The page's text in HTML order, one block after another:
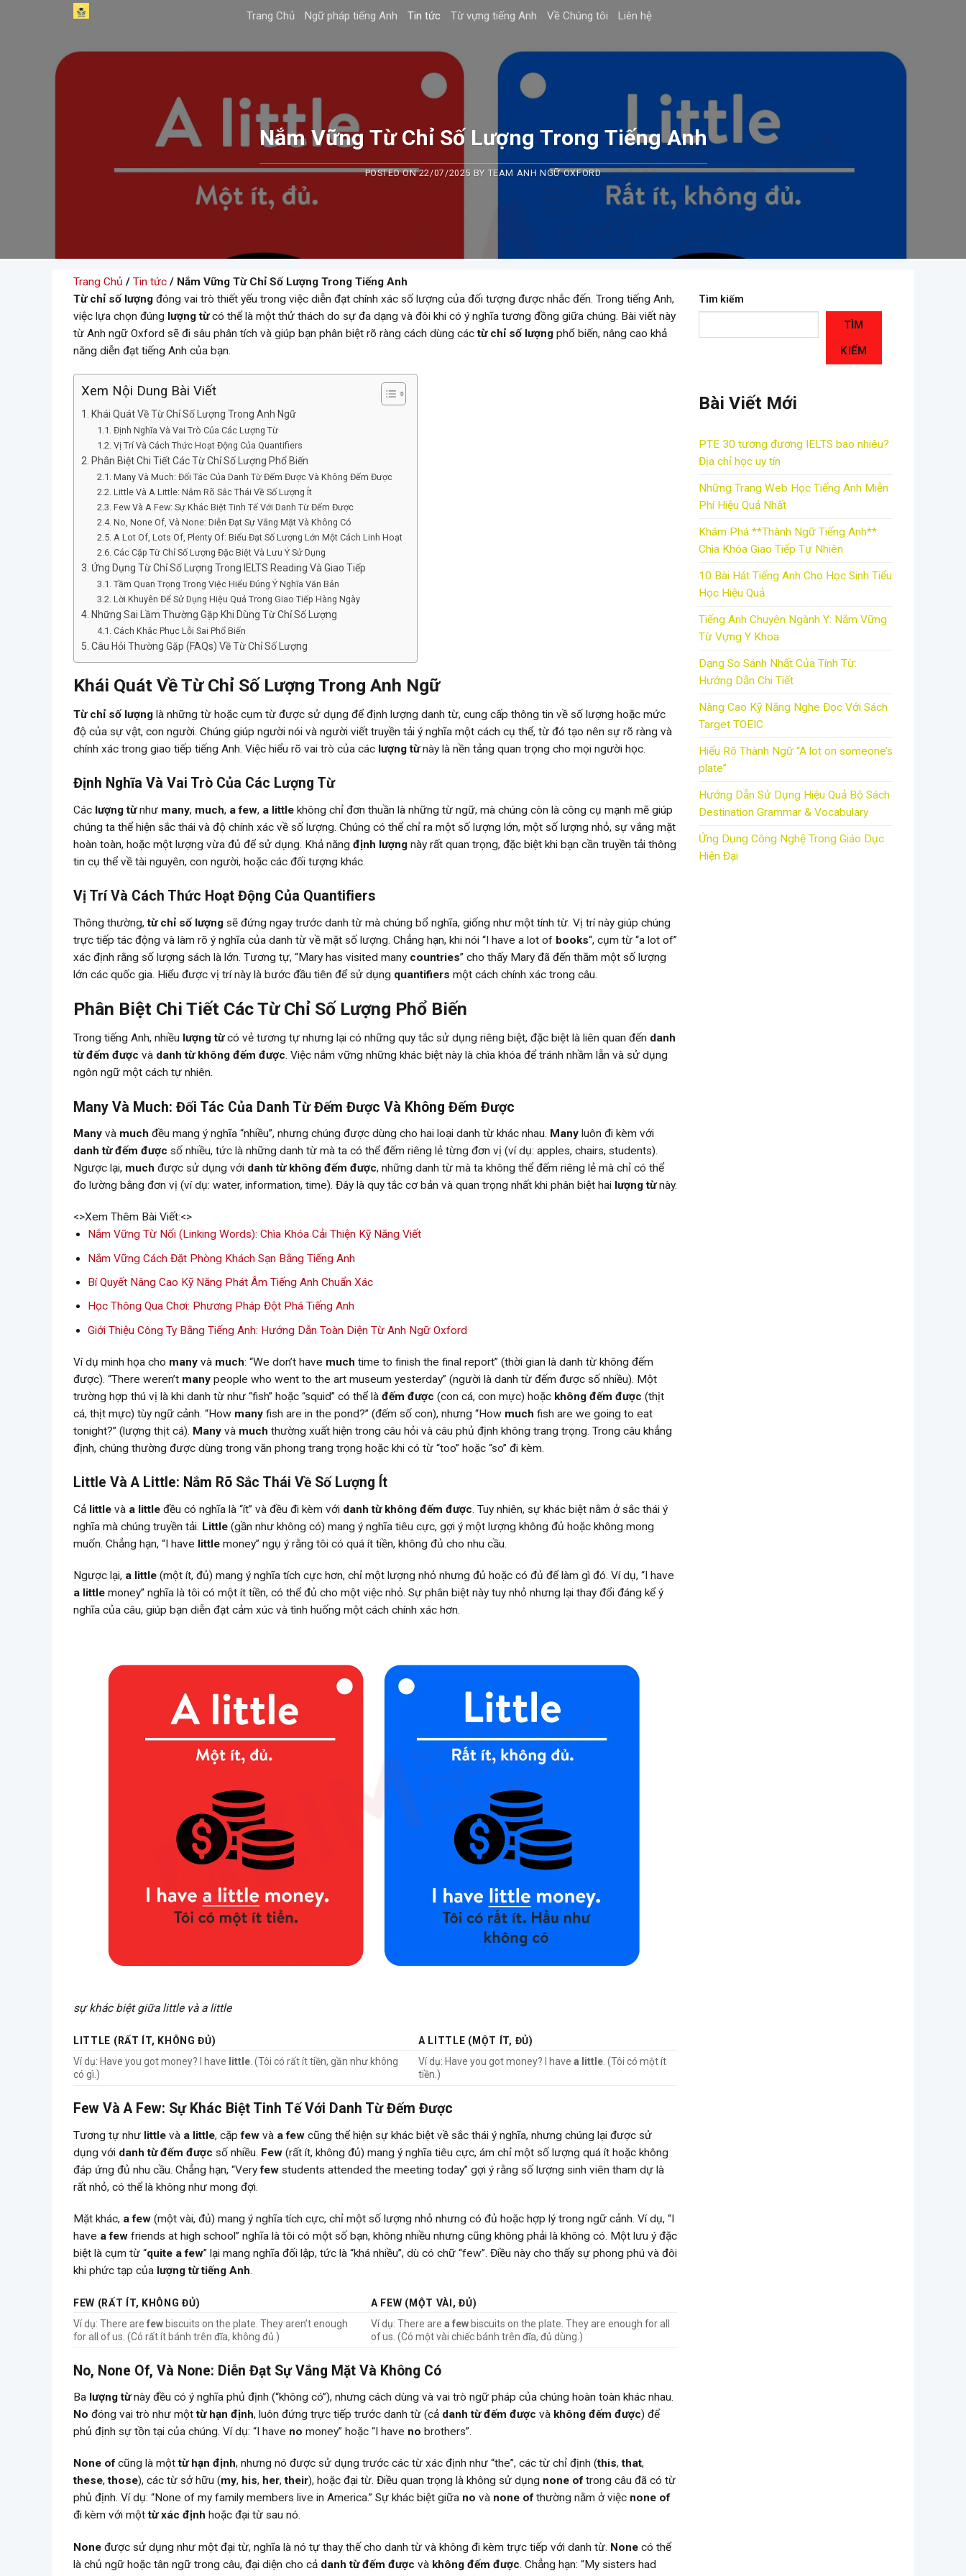
Trang Chủ Ngữ pháp tiếng Anh Tin tức Từ vựng tiếng Anh Về Chúng tôi Liên hệ
Nắm Vững Từ Chỉ Số Lượng Trong Tiếng Anh
POSTED ON22/07/2025 BY TEAM ANH NGỮ OXFORD
Trang Chủ / Tin tức / Nắm Vững Từ Chỉ Số Lượng Trong Tiếng Anh
Từ chỉ số lượng đóng vai trò thiết yếu trong việc diễn đạt chính xác số lượng của đối tượng được nhắc đến. Trong tiếng Anh,
việc lựa chọn đúng lượng từcó thể là một thử thách do sự đa dạng và đôi khi có ý nghĩa tương đồng giữa chúng. Bài viết này
từ Anh ngữ Oxford sẽ đi sâu phân tích và giúp bạn phân biệt rõ ràng cách dùng cáctừ chỉ số lượng phổ biến, nâng cao khả
năng diễn đạt tiếng Anh của bạn.
Xem Nội Dung Bài Viết
Khái Quát Về Từ Chỉ Số Lượng Trong Anh Ngữ
Định Nghĩa Và Vai Trò Của Các Lượng Từ
Vị Trí Và Cách Thức Hoạt Động Của Quantifiers
Phân Biệt Chi Tiết Các Từ Chỉ Số Lượng Phổ Biến
Many Và Much: Đối Tác Của Danh Từ Đếm Được Và Không Đếm Được
Little Và A Little: Nắm Rõ Sắc Thái Về Số Lượng Ít
Few Và A Few: Sự Khác Biệt Tinh Tế Với Danh Từ Đếm Được
No, None Of, Và None: Diễn Đạt Sự Vắng Mặt Và Không Có
A Lot Of, Lots Of, Plenty Of: Biểu Đạt Số Lượng Lớn Một Cách Linh Hoạt
Các Cặp Từ Chỉ Số Lượng Đặc Biệt Và Lưu Ý Sử Dụng
Ứng Dụng Từ Chỉ Số Lượng Trong IELTS Reading Và Giao Tiếp
Tầm Quan Trọng Trong Việc Hiểu Đúng Ý Nghĩa Văn Bản
Lời Khuyên Để Sử Dụng Hiệu Quả Trong Giao Tiếp Hàng Ngày
Những Sai Lầm Thường Gặp Khi Dùng Từ Chỉ Số Lượng
Cách Khắc Phục Lỗi Sai Phổ Biến
Câu Hỏi Thường Gặp (FAQs) Về Từ Chỉ Số Lượng
Khái Quát Về Từ Chỉ Số Lượng Trong Anh Ngữ
Từ chỉ số lượng là những từ hoặc cụm từ được sử dụng để định lượng danh từ, cung cấp thông tin về số lượng hoặc mức
độ của sự vật, con người. Chúng giúp người nói và người viết truyền tải ý nghĩa một cách cụ thể, từ đó tạo nên sự rõ ràng và
chính xác trong giao tiếp tiếng Anh. Việc hiểu rõ vai trò của các lượng từnày là nền tảng quan trọng cho mọi người học.
Định Nghĩa Và Vai Trò Của Các Lượng Từ
Các lượng từnhư many, much, a few, a little không chỉ đơn thuần là những từ ngữ, mà chúng còn là công cụ mạnh mẽ giúp
chúng ta thể hiện sắc thái và độ chính xác về số lượng. Chúng có thể chỉ ra một số lượng lớn, một số lượng nhỏ, sự vắng mặt
hoàn toàn, hoặc một lượng vừa đủ để sử dụng. Khả năng định lượng này rất quan trọng, đặc biệt khi bạn cần truyền tải thông
tin cụ thể về tài nguyên, con người, hoặc các đối tượng khác.
Vị Trí Và Cách Thức Hoạt Động Của Quantifiers
Thông thường,từ chỉ số lượng sẽ đứng ngay trước danh từ mà chúng bổ nghĩa, giống như một tính từ. Vị trí này giúp chúng
trực tiếp tác động và làm rõ ý nghĩa của danh từ về mặt số lượng. Chẳng hạn, khi nói “I have a lot of books“, cụm từ “a lot of”
xác định rằng số lượng sách là lớn. Tương tự, “Mary has visited many countries” cho thấy Mary đã đến thăm một số lượng
lớn các quốc gia. Hiểu được vị trí này là bước đầu tiên để sử dụng quantifiers một cách chính xác trong câu.
Phân Biệt Chi Tiết Các Từ Chỉ Số Lượng Phổ Biến
Trong tiếng Anh, nhiều lượng từcó vẻ tương tự nhưng lại có những quy tắc sử dụng riêng biệt, đặc biệt là liên quan đến danh
từ đếm được và danh từ không đếm được. Việc nắm vững những khác biệt này là chìa khóa để tránh nhầm lẫn và sử dụng
ngôn ngữ một cách tự nhiên.
Many Và Much: Đối Tác Của Danh Từ Đếm Được Và Không Đếm Được
Many và much đều mang ý nghĩa “nhiều”, nhưng chúng được dùng cho hai loại danh từ khác nhau. Many luôn đi kèm với
danh từ đếm được số nhiều, tức là những danh từ mà ta có thể đếm riêng lẻ từng đơn vị (ví dụ: apples, chairs, students).
Ngược lại, much được sử dụng với danh từ không đếm được, những danh từ mà ta không thể đếm riêng lẻ mà chỉ có thể
đo lường bằng đơn vị (ví dụ: water, information, time). Đây là quy tắc cơ bản và quan trọng nhất khi phân biệt hai lượng từnày.
<>Xem Thêm Bài Viết:<>
Nắm Vững Từ Nối (Linking Words): Chìa Khóa Cải Thiện Kỹ Năng Viết
Nắm Vững Cách Đặt Phòng Khách Sạn Bằng Tiếng Anh
Bí Quyết Nâng Cao Kỹ Năng Phát Âm Tiếng Anh Chuẩn Xác
Học Thông Qua Chơi: Phương Pháp Đột Phá Tiếng Anh
Giới Thiệu Công Ty Bằng Tiếng Anh: Hướng Dẫn Toàn Diện Từ Anh Ngữ Oxford
Ví dụ minh họa cho many và much: “We don’t have much time to finish the final report” (thời gian là danh từ không đếm
được). “There weren’t many people who went to the art museum yesterday” (người là danh từ đếm được số nhiều). Một
trường hợp thú vị là khi danh từ như “fish” hoặc “squid” có thể là đếm được (con cá, con mực) hoặc không đếm được (thịt
cá, thịt mực) tùy ngữ cảnh. “How many fish are in the pond?” (đếm số con), nhưng “How much fish are we going to eat
tonight?” (lượng thịt cá). Many và much thường xuất hiện trong câu hỏi và câu phủ định không trang trọng. Trong câu khẳng
định, chúng thường được dùng trong văn phong trang trọng hoặc khi có từ “too” hoặc “so” đi kèm.
Little Và A Little: Nắm Rõ Sắc Thái Về Số Lượng Ít
Cả little và a little đều có nghĩa là “ít” và đều đi kèm với danh từ không đếm được. Tuy nhiên, sự khác biệt nằm ở sắc thái ý
nghĩa mà chúng truyền tải. Little (gần như không có) mang ý nghĩa tiêu cực, gợi ý một lượng không đủ hoặc không mong
muốn. Chẳng hạn, “I have little money” ngụ ý rằng tôi có quá ít tiền, không đủ cho nhu cầu.
Ngược lại, a little (một ít, đủ) mang ý nghĩa tích cực hơn, chỉ một lượng nhỏ nhưng đủ hoặc có đủ để làm gì đó. Ví dụ, “I have
a little money” nghĩa là tôi có một ít tiền, có thể đủ cho một việc nhỏ. Sự phân biệt này tuy nhỏ nhưng lại thay đổi đáng kể ý
nghĩa của câu, giúp bạn diễn đạt cảm xúc và tình huống một cách chính xác hơn.
sự khác biệt giữa little và a little
LITTLE (RẤT ÍT, KHÔNG ĐỦ)
A LITTLE (MỘT ÍT, ĐỦ)
Ví dụ: Have you got money? I have little. (Tôi có rất ít tiền, gần như không
có gì.)
Ví dụ: Have you got money? I have a little. (Tôi có một ít
tiền.)
Few Và A Few: Sự Khác Biệt Tinh Tế Với Danh Từ Đếm Được
Tương tự như little và a little, cặpfew và a few cũng thể hiện sự khác biệt về sắc thái ý nghĩa, nhưng chúng lại được sử
dụng với danh từ đếm được số nhiều. Few (rất ít, không đủ) mang ý nghĩa tiêu cực, ám chỉ một số lượng quá ít hoặc không
đáp ứng đủ nhu cầu. Chẳng hạn, “Veryfew students attended the meeting today” gợi ý rằng số lượng sinh viên tham dự là
rất nhỏ, có thể là không như mong đợi.
Mặt khác, a few (một vài, đủ) mang ý nghĩa tích cực, chỉ một số lượng nhỏ nhưng có đủ hoặc hợp lý trong ngữ cảnh. Ví dụ, “I
have a few friends at high school” nghĩa là tôi có một số bạn, không nhiều nhưng cũng không phải là không có. Một lưu ý đặc
biệt là cụm từ “quite a few” lại mang nghĩa đối lập, tức là “khá nhiều”, dù có chữ “few”. Điều này cho thấy sự phong phú và đôi
khi phức tạp của lượng từ tiếng Anh.
FEW (RẤT ÍT, KHÔNG ĐỦ)
A FEW (MỘT VÀI, ĐỦ)
Ví dụ: There are few biscuits on the plate. They aren’t enough
for all of us. (Có rất ít bánh trên đĩa, không đủ.)
Ví dụ: There are a fewbiscuits on the plate. They are enough for all
of us. (Có một vài chiếc bánh trên đĩa, đủ dùng.)
No, None Of, Và None: Diễn Đạt Sự Vắng Mặt Và Không Có
Ba lượng từnày đều có ý nghĩa phủ định (“không có”), nhưng cách dùng và vai trò ngữ pháp của chúng hoàn toàn khác nhau.
No đóng vai trò như mộttừ hạn định, luôn đứng trực tiếp trước danh từ (cả danh từ đếm được và không đếm được) để
phủ định sự tồn tại của chúng. Ví dụ: “I have no money” hoặc “I have no brothers”.
None of cũng là mộttừ hạn định, nhưng nó được sử dụng trước các từ xác định như “the”, các từ chỉ định (this,that,
these,those), các từ sở hữu (my, his, her,their), hoặc đại từ. Điều quan trọng là không sử dụng none of trong câu đã có từ
phủ định. Ví dụ: “None of my family members live in America.” Sự khác biệt giữa no và none of thường nằm ở việc none of
đi kèm với mộttừ xác định hoặc đại từ sau nó.
None được sử dụng như một đại từ, nghĩa là nó tự thay thế cho danh từ và không đi kèm trực tiếp với danh từ. None có thể
là chủ ngữ hoặc tân ngữ trong câu, đại diện cho cả danh từ đếm được và không đếm được . Chẳng hạn: “My sisters had
Tìm kiếm
TÌM
KIẾM
Bài Viết Mới
PTE 30 tương đương IELTS bao nhiêu?
Địa chỉ học uy tín
Những Trang Web Học Tiếng Anh Miễn
Phí Hiệu Quả Nhất
Khám Phá **Thành Ngữ Tiếng Anh**:
Chìa Khóa Giao Tiếp Tự Nhiên
10 Bài Hát Tiếng Anh Cho Học Sinh Tiểu
Học Hiệu Quả
Tiếng Anh Chuyên Ngành Y: Nắm Vững
Từ Vựng Y Khoa
Dạng So Sánh Nhất Của Tính Từ:
Hướng Dẫn Chi Tiết
Nâng Cao Kỹ Năng Nghe Đọc Với Sách
Target TOEIC
Hiểu Rõ Thành Ngữ “A lot on someone’s
plate”
Hướng Dẫn Sử Dụng Hiệu Quả Bộ Sách
Destination Grammar & Vocabulary
Ứng Dụng Công Nghệ Trong Giáo Dục
Hiện Đại